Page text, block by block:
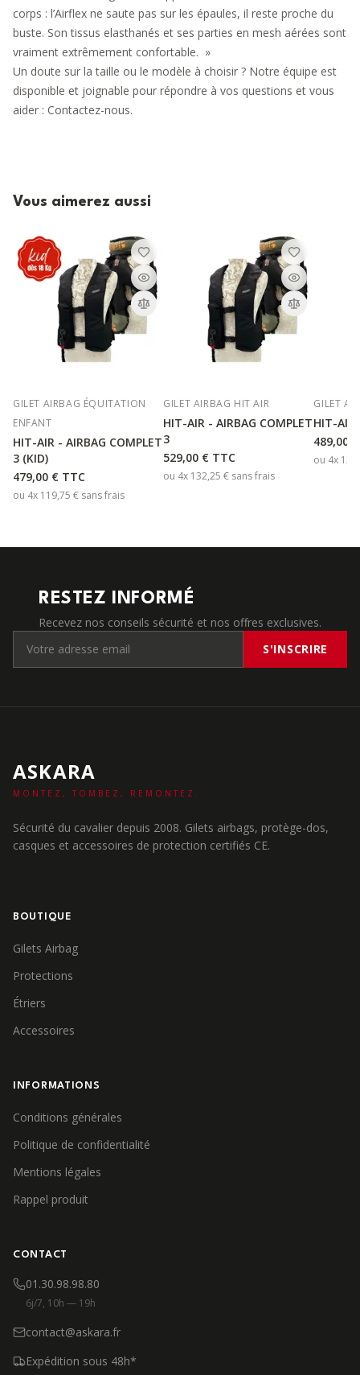
corps : l’Airflex ne saute pas sur les épaules, il reste proche du
buste. Son tissus elasthanés et ses parties en mesh aérées sont
vraiment extrêmement confortable. »
Un doute sur la taille ou le modèle à choisir ? Notre équipe est
disponible et joignable pour répondre à vos questions et vous
aider : Contactez-nous.
Vous aimerez aussi
GILET AIRBAG ÉQUITATION
ENFANT
HIT-AIR - AIRBAG COMPLET
3 (KID)
479,00 € TTC
ou 4x 119,75 € sans frais
GILET AIRBAG HIT AIR
HIT-AIR - AIRBAG COMPLET
3
529,00 € TTC
ou 4x 132,25 € sans frais
GILET
HIT-AIR
489,00 €
ou 4x
RESTEZ INFORMÉ
Recevez nos conseils sécurité et nos offres exclusives.
S'INSCRIRE
ASKARA
MONTEZ, TOMBEZ, REMONTEZ.
Sécurité du cavalier depuis 2008. Gilets airbags, protège-dos,
casques et accessoires de protection certifiés CE.
BOUTIQUE
Gilets Airbag
Protections
Étriers
Accessoires
INFORMATIONS
Conditions générales
Politique de confidentialité
Mentions légales
Rappel produit
CONTACT
01.30.98.98.80
6j/7, 10h — 19h
contact@askara.fr
Expédition sous 48h*